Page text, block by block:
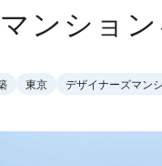
ンショ
東京 デザイナーズマン